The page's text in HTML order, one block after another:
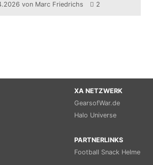
von Marc Friedrichs 2
XA NETZWERK
GearsofWar.de
Halo Universe
PARTNERLINKS
Football Snack Helme